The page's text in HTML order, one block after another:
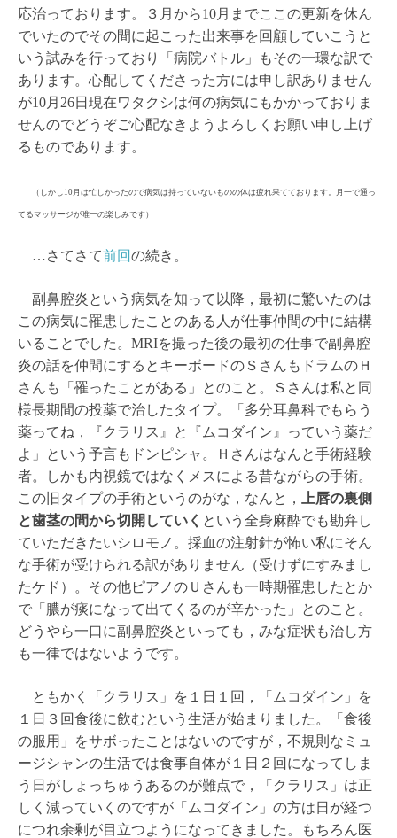
応治っております。３月から10月までここの更新を休ん
でいたのでその間に起こった出来事を回顧していこうと
いう試みを行っており「病院バトル」もその一環な訳で
あります。心配してくださった方には申し訳ありません
が10月26日現在ワタクシは何の病気にもかかっておりま
せんのでどうぞご心配なきようよろしくお願い申し上げ
るものであります。
（しかし10月は忙しかったので病気は持っていないものの体は疲れ果てております。月一で通っ
てるマッサージが唯一の楽しみです）
…さてさて前回の続き。
副鼻腔炎という病気を知って以降，最初に驚いたのは
この病気に罹患したことのある人が仕事仲間の中に結構
いることでした。MRIを撮った後の最初の仕事で副鼻腔
炎の話を仲間にするとキーボードのＳさんもドラムのＨ
さんも「罹ったことがある」とのこと。Ｓさんは私と同
様長期間の投薬で治したタイプ。「多分耳鼻科でもらう
薬ってね，『クラリス』と『ムコダイン』っていう薬だ
よ」という予言もドンピシャ。Ｈさんはなんと手術経験
者。しかも内視鏡ではなくメスによる昔ながらの手術。
この旧タイプの手術というのがな，なんと，
上唇の裏側
と歯茎の間から切開していく という全身麻酔でも勘弁し
ていただきたいシロモノ。採血の注射針が怖い私にそん
な手術が受けられる訳がありません（受けずにすみまし
たケド）。その他ピアノのＵさんも一時期罹患したとか
で「膿が痰になって出てくるのが辛かった」とのこと。
どうやら一口に副鼻腔炎といっても，みな症状も治し方
も一律ではないようです。
ともかく「クラリス」を１日１回，「ムコダイン」を
１日３回食後に飲むという生活が始まりました。「食後
の服用」をサボったことはないのですが，不規則なミュ
ージシャンの生活では食事自体が１日２回になってしま
う日がしょっちゅうあるのが難点で，「クラリス」は正
しく減っていくのですが「ムコダイン」の方は日が経つ
につれ余剰が目立つようになってきました。もちろん医